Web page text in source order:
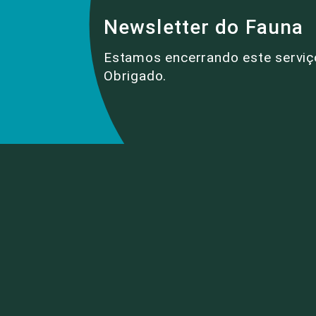
Newsletter do Fauna
Estamos encerrando este
Obrigado.